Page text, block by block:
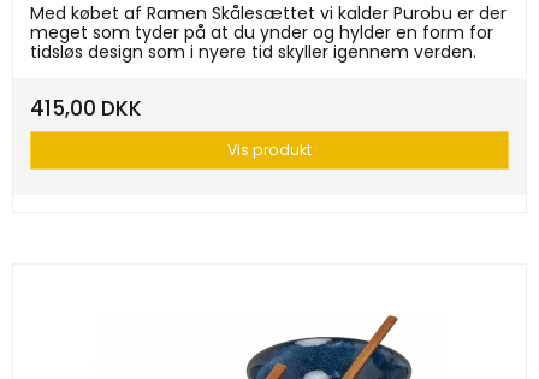
Med købet af Ramen Skålesættet vi kalder Purobu er der
meget som tyder på at du ynder og hylder en form for
tidsløs design som i nyere tid skyller igennem verden.
415,00 DKK
Vis produkt